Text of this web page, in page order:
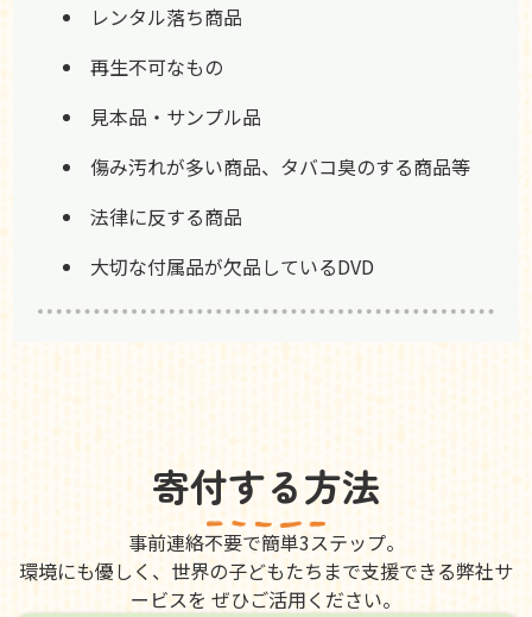
レンタル落ち商品
再生不可なもの
見本品・サンプル品
傷み汚れが多い商品、タバコ臭のする商品等
法律に反する商品
大切な付属品が欠品しているDVD
寄付する方法
事前連絡不要で簡単3ステップ。
環境にも優しく、世界の子どもたちまで支援できる弊社サ
ービスを ぜひご活用ください。